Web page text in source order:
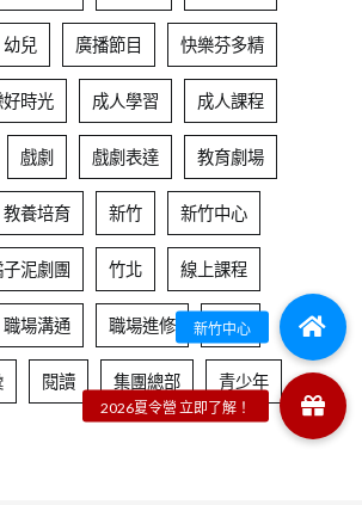
幼兒 廣播節目 快樂芬多精
時光 成人學習 成人課程
戲劇 戲劇表達 教育劇場
教養培育 新竹 新竹中心
泥劇團 竹北 線上課程
職場溝通 職場進修 自信
閱讀 集團總部 青少年